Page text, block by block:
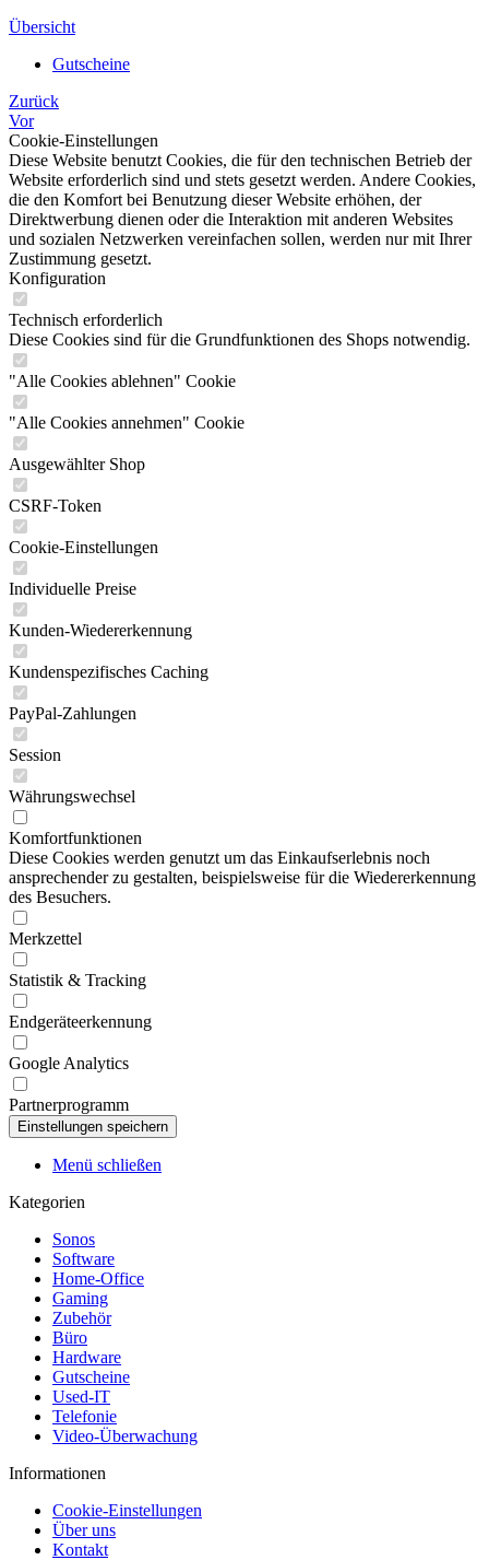
Übersicht
Gutscheine
Zurück
Vor
Cookie-Einstellungen
Diese Website benutzt Cookies, die für den technischen Betrieb der
Website erforderlich sind und stets gesetzt werden. Andere Cookies,
die den Komfort bei Benutzung dieser Website erhöhen, der
Direktwerbung dienen oder die Interaktion mit anderen Websites
und sozialen Netzwerken vereinfachen sollen, werden nur mit Ihrer
Zustimmung gesetzt.
Konfiguration
Technisch erforderlich
Diese Cookies sind für die Grundfunktionen des Shops notwendig.
"Alle Cookies ablehnen" Cookie
"Alle Cookies annehmen" Cookie
Ausgewählter Shop
CSRF-Token
Cookie-Einstellungen
Individuelle Preise
Kunden-Wiedererkennung
Kundenspezifisches Caching
PayPal-Zahlungen
Session
Währungswechsel
Komfortfunktionen
Diese Cookies werden genutzt um das Einkaufserlebnis noch
ansprechender zu gestalten, beispielsweise für die Wiedererkennung
des Besuchers.
Merkzettel
Statistik & Tracking
Endgeräteerkennung
Google Analytics
Partnerprogramm
Menü schließen
Kategorien
Sonos
Software
Home-Office
Gaming
Zubehör
Büro
Hardware
Gutscheine
Used-IT
Telefonie
Video-Überwachung
Informationen
Cookie-Einstellungen
Über uns
Kontakt